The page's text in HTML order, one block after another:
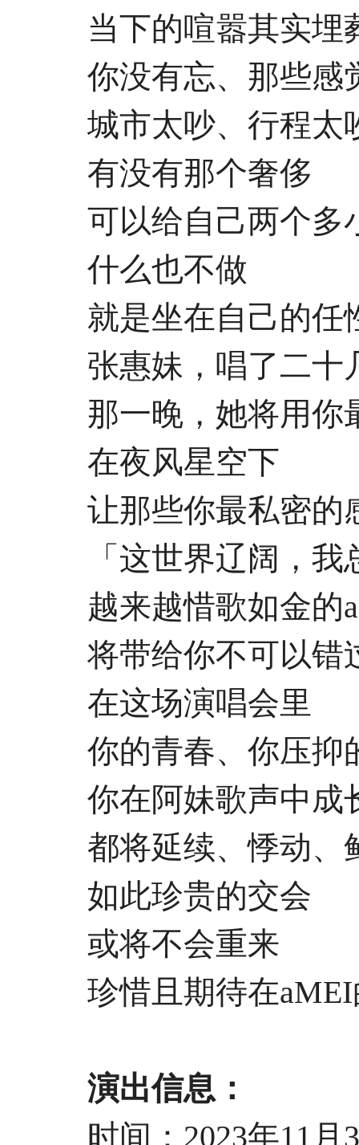
当下的喧嚣其实埋
你没有忘、那些感
城市太吵、行程太
有没有那个奢侈
可以给自己两个多
什么也不做
就是坐在自己的任
张惠妹，唱了二十
那一晚，她将用你
在夜风星空下
让那些你最私密的
「这世界辽阔，我
越来越惜歌如金的
将带给你不可以错
在这场演唱会里
你的青春、你压抑
你在阿妹歌声中成
都将延续、悸动、
如此珍贵的交会
或将不会重来
珍惜且期待在aMEI
演出信息：
时间：2023年11月